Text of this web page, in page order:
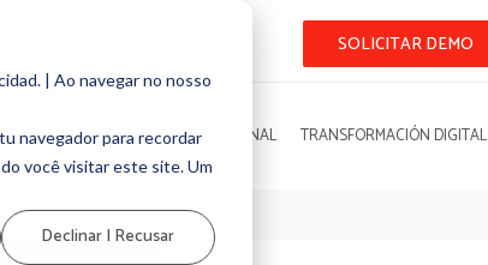
| Ao navegar no nosso
navegador para recordar
você visitar este site. Um
Declinar | Recusar
SOLICITAR DEMO
CULTURA ORGANIZACIONAL TRANSFORMACIÓN DIGITAL